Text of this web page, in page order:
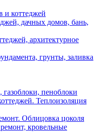
и коттеджей
дачных домов, бань,
архитектурное
грунты, заливка
пеноблоки
Теплоизоляция
Облицовка цоколя
кровельные